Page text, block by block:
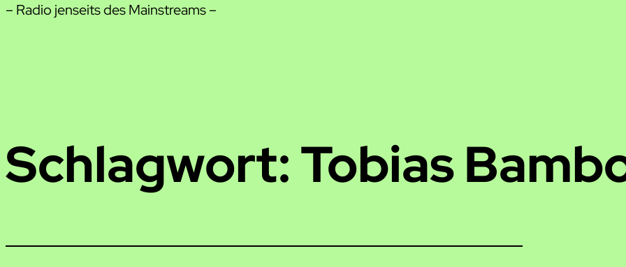
– Radio jenseits des Mainstreams –
Schlagwort:Tobias